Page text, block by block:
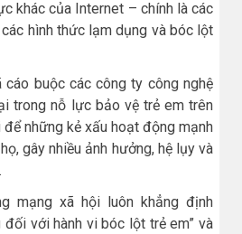
khác của Internet – chính là các
hình thức lạm dụng và bóc lột
cáo buộc các công ty công nghệ
trong nỗ lực bảo vệ trẻ em trên
những kẻ xấu hoạt động mạnh
gây nhiều ảnh hưởng, hệ lụy và
mạng xã hội luôn khẳng định
đối với hành vi bóc lột trẻ em” và